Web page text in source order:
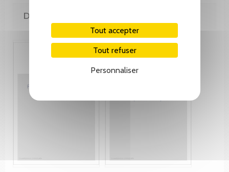
Tout accepter
Tout refuser
Personnaliser
DE LA MÊME COLLECTION